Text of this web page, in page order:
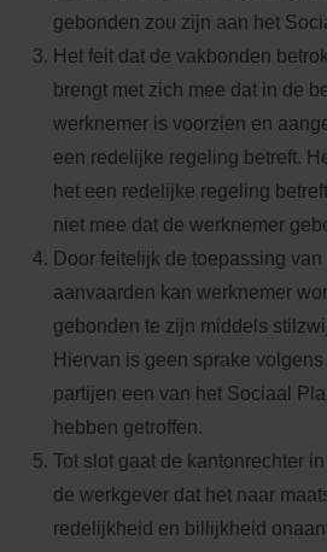
gebonden zou zijn aan het
Het feit dat de vakbonden
brengt met zich mee dat in de
werknemer is voorzien en
een redelijke regeling betreft.
het een redelijke regeling
niet mee dat de werknemer
Door feitelijk de toepassing van
aanvaarden kan werknemer
gebonden te zijn middels
Hiervan is geen sprake
partijen een van het Sociaal
hebben getroffen.
Tot slot gaat de kantonrechter
de werkgever dat het naar
redelijkheid en billijkheid